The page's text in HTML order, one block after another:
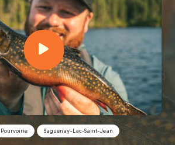
Pourvoirie Saguenay–Lac-Saint-Jean